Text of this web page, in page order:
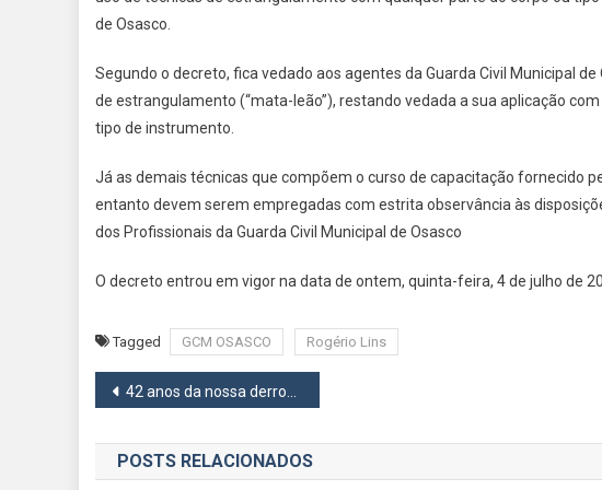
De
“mata-
GCMs
De
de Osasco.
Segundo o decreto, fica vedado aos agentes da Guarda Civil Municipal
de estrangulamento (“mata-leão”), restando vedada a sua aplicação
tipo de instrumento.
Já as demais técnicas que compõem o curso de capacitação fornecido
entanto devem serem empregadas com estrita observância às
dos Profissionais da Guarda Civil Municipal de Osasco
O decreto entrou em vigor na data de ontem, quinta-feira, 4 de julho de
Tagged GCM OSASCO Rogério Lins
Navegação
de
Post
42 anos da nossa derrota mais dolorosa
POSTS RELACIONADOS